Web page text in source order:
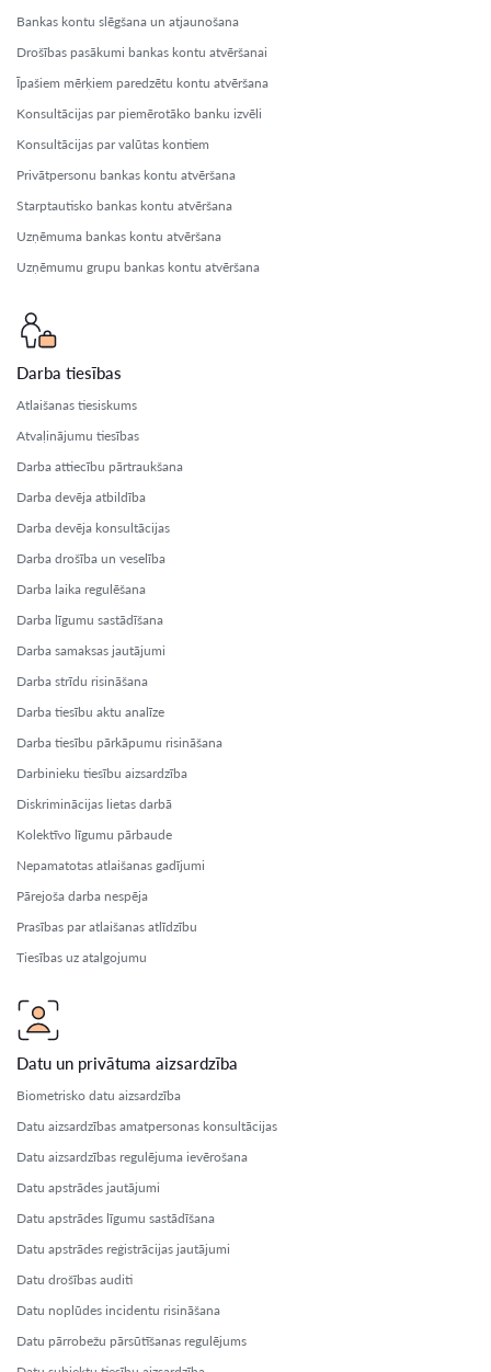
Bankas kontu slēgšana un atjaunošana
Drošības pasākumi bankas kontu atvēršanai
Īpašiem mērķiem paredzētu kontu atvēršana
Konsultācijas par piemērotāko banku izvēli
Konsultācijas par valūtas kontiem
Privātpersonu bankas kontu atvēršana
Starptautisko bankas kontu atvēršana
Uzņēmuma bankas kontu atvēršana
Uzņēmumu grupu bankas kontu atvēršana
Darba tiesības
Atlaišanas tiesiskums
Atvaļinājumu tiesības
Darba attiecību pārtraukšana
Darba devēja atbildība
Darba devēja konsultācijas
Darba drošība un veselība
Darba laika regulēšana
Darba līgumu sastādīšana
Darba samaksas jautājumi
Darba strīdu risināšana
Darba tiesību aktu analīze
Darba tiesību pārkāpumu risināšana
Darbinieku tiesību aizsardzība
Diskriminācijas lietas darbā
Kolektīvo līgumu pārbaude
Nepamatotas atlaišanas gadījumi
Pārejoša darba nespēja
Prasības par atlaišanas atlīdzību
Tiesības uz atalgojumu
Datu un privātuma aizsardzība
Biometrisko datu aizsardzība
Datu aizsardzības amatpersonas konsultācijas
Datu aizsardzības regulējuma ievērošana
Datu apstrādes jautājumi
Datu apstrādes līgumu sastādīšana
Datu apstrādes reģistrācijas jautājumi
Datu drošības auditi
Datu noplūdes incidentu risināšana
Datu pārrobežu pārsūtīšanas regulējums